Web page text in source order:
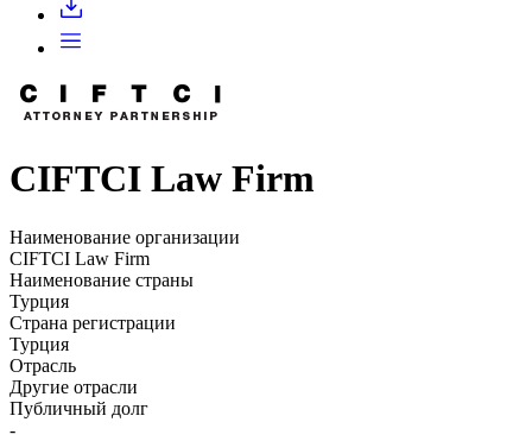
CIFTCI Law Firm
Наименование организации
CIFTCI Law Firm
Наименование страны
Турция
Страна регистрации
Турция
Отрасль
Другие отрасли
Публичный долг
-